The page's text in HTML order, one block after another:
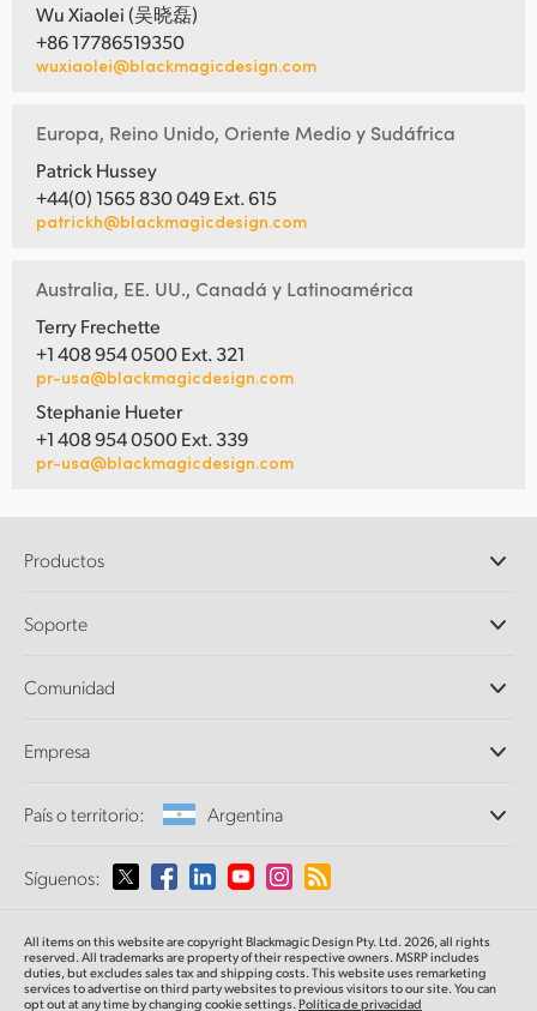
Wu Xiaolei (吴晓磊)
+86 17786519350
wuxiaolei@blackmagicdesign.com
Europa, Reino Unido, Oriente Medio y Sudáfrica
Patrick Hussey
+44(0) 1565 830 049 Ext. 615
patrickh@blackmagicdesign.com
Australia, EE. UU., Canadá y Latinoamérica
Terry Frechette
+1 408 954 0500 Ext. 321
pr-usa@blackmagicdesign.com
Stephanie Hueter
+1 408 954 0500 Ext. 339
pr-usa@blackmagicdesign.com
Productos
DaVinci Resolve y Fusion
Ultimatte
Captura y reproducción
Conversión de formatos
Supervisión
Almacenamiento en redes
Direccionamiento y distribución
Transmisión y codificación
Soporte
Centro de soporte técnico
Comunidad
Empresa
Perfil empresarial
Medios
País o territorio: Argentina
Selecciona un país o territorio
Australia
Síguenos:
All items on this website are copyright Blackmagic Design Pty. Ltd. 2026, all rights
reserved. All trademarksare propertyof their respective owners. MSRP includes
duties, but excludes sales tax and shipping costs.This website uses remarketing
services to advertise on third party websites to previous visitors to our site.You can
opt out at any time by changing cookie settings.Política de privacidad